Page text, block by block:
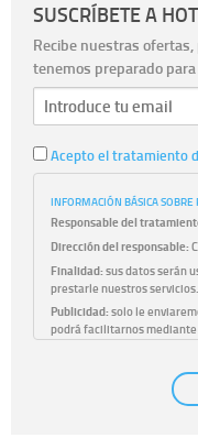
SUSCRÍBETE A
Recibe nuestras
tenemos preparado
Acepto el tratamiento
INFORMACIÓN BÁSICA SOBRE
Responsable del
Dirección del responsable:
Finalidad:sus datos serán
prestarle nuestros servicios.
Publicidad:solo le
podrá facilitarnos
únicamente
previo, que podrá